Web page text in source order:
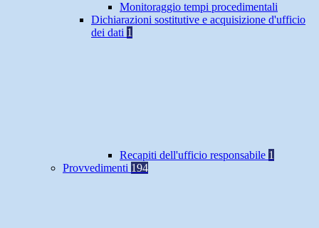
Monitoraggio tempi procedimentali
Dichiarazioni sostitutive e acquisizione d'ufficio
dei dati 1
Recapiti dell'ufficio responsabile 1
Provvedimenti 194